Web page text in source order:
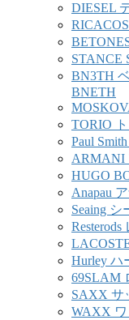
DIESEL
STANCE
BN3TH
BNETH
TORIO
Paul
ARMANI
HUGO
Anapau
Seaing シ
Hurley ハ
69SLAM
SAXX サ
WAXX ワ